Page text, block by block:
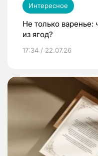
Интересное
Не только
из ягод?
17:34 / 22.07.26